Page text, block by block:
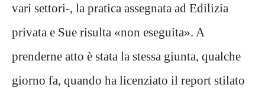
vari settori-, la pratica assegnata ad Edilizia
privata e Sue risulta «non eseguita». A
prenderne atto è stata la stessa giunta, qualche
giorno fa, quando ha licenziato il report stilato